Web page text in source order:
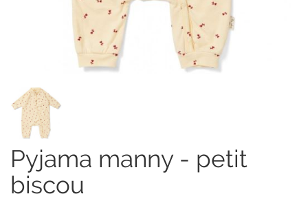
pyjama manny - petit
biscou